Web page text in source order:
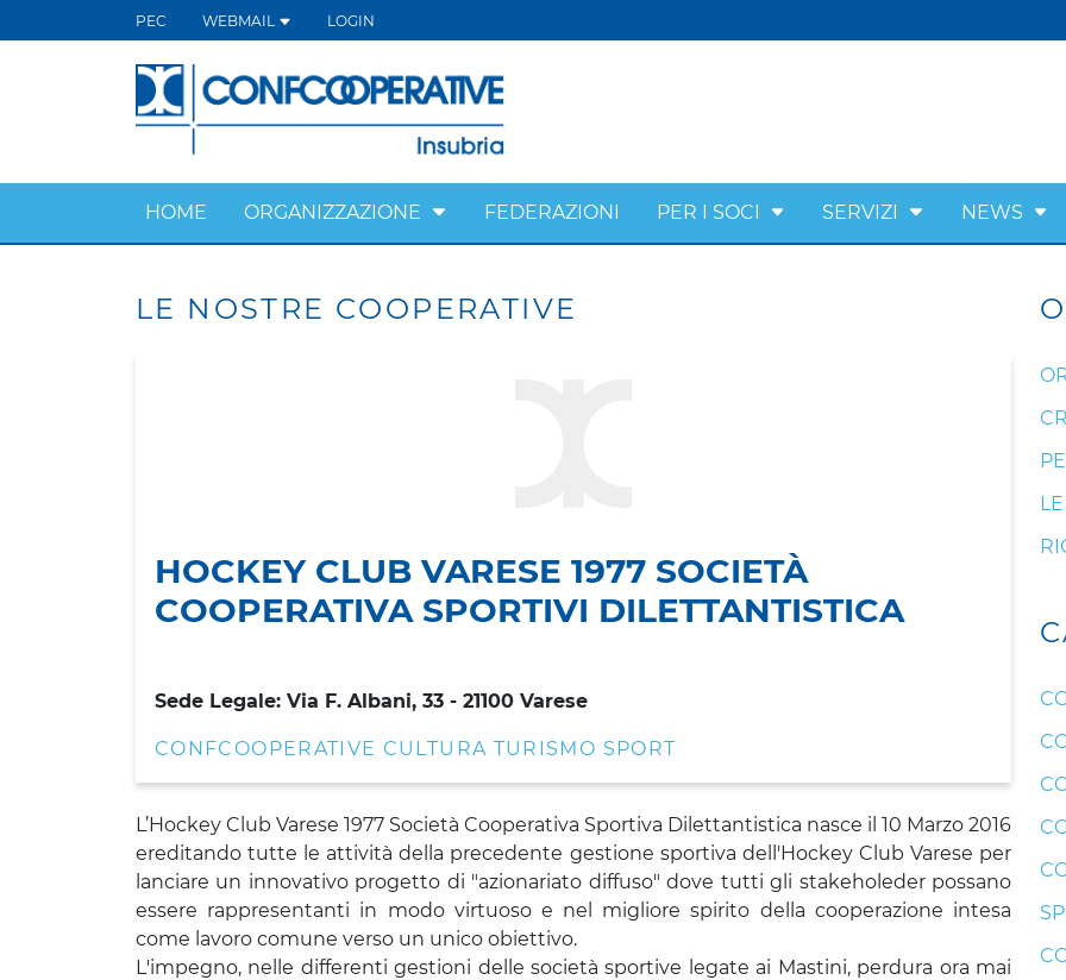
PEC WEBMAIL LOGIN
HOME ORGANIZZAZIONE FEDERAZIONI PER I SOCI SERVIZI NEWS
LE NOSTRE COOPERATIVE
HOCKEY CLUB VARESE 1977 SOCIETÀ
COOPERATIVA SPORTIVI DILETTANTISTICA
Sede Legale: Via F. Albani, 33 - 21100 Varese
CONFCOOPERATIVE CULTURA TURISMO SPORT
L’Hockey Club Varese 1977 Società Cooperativa Sportiva Dilettantistica nasce il 10 Marzo 2016
ereditando tutte le attività della precedente gestione sportiva dell'Hockey Club Varese per
lanciare un innovativo progetto di "azionariato diffuso" dove tutti gli stakeholeder possano
essere rappresentanti in modo virtuoso e nel migliore spirito della cooperazione intesa
come lavoro comune verso un unico obiettivo.
L'impegno, nelle differenti gestioni delle società sportive legate ai Mastini, perdura ora mai